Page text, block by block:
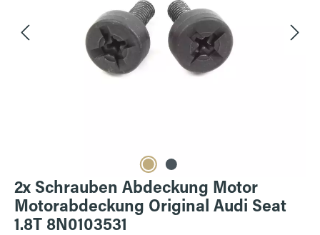
2x Schrauben Abdeckung Motor
Motorabdeckung Original Audi Seat
1.8T 8N0103531